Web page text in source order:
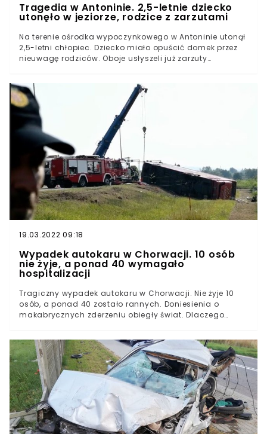
Tragedia w Antoninie. 2,5-letnie dziecko
utonęło w jeziorze, rodzice z zarzutami
Na terenie ośrodka wypoczynkowego w Antoninie utonął
2,5-letni chłopiec. Dziecko miało opuścić domek przez
nieuwagę rodziców. Oboje usłyszeli już zarzuty
strażaków z PSP w Ostrowie Wielkopolskim w czwartek 15
lipca we wczesnych godzinach porannych.Na teren
ośrodka wczasowego w miejscowości Antonin
rozdysponowano pięć zastępów Państwowej Straży
Pożarnej, dwa zastępy OSP, a także wykwalifikowaną
grupę Ratownictwa Wodno-Nurkowego z Konina.
19.03.2022 09:18
Wypadek autokaru w Chorwacji. 10 osób
nie żyje, a ponad 40 wymagało
hospitalizacji
Tragiczny wypadek autokaru w Chorwacji. Nie żyje 10
osób, a ponad 40 zostało rannych. Doniesienia o
makabrycznych zderzeniu obiegły świat. Dlaczego
osobami poszkodowanymi. Pewne jest, że aż 10 osób
jadącym autobusem nie żyje.Wypadek autokaru w
Chorwacji okazał się tragiczny w skutkach. Celem
podróży była Prsztinia w Kosowie.W sieci pojawiły się
zdjęcia i nagranie z miejsca wypadku. Pokazują one, że
skala zniszczeń pojazdu jest ogromna. Wciąż nie jest
jeszcze jasne, dlaczego doszło do zdarzenia.